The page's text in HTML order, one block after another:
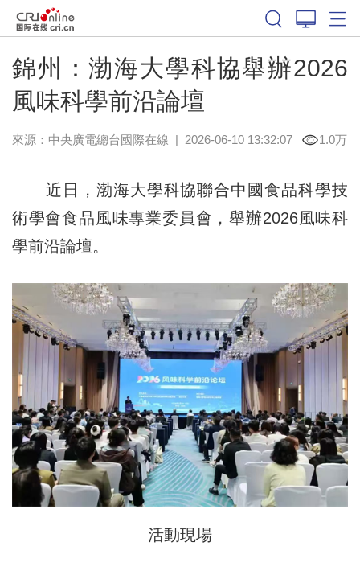
錦州：渤海大學科協舉辦2026
風味科學前沿論壇
來源：中央廣電總台國際在線 | 2026-06-10 13:32:07 1.0万
近日，渤海大學科協聯合中國食品科學技
術學會食品風味專業委員會，舉辦2026風味科
學前沿論壇。
活動現場